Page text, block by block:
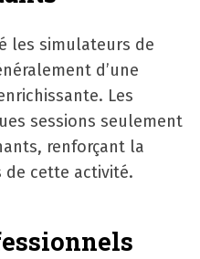
les simulateurs de
d’une
Les
sessions seulement
renforçant la
cette activité.